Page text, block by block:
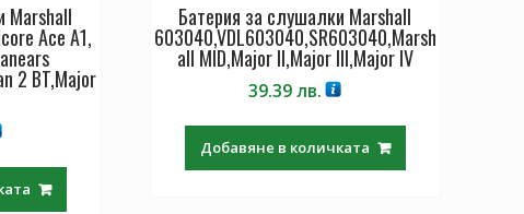
Marshall
Ace A1,
2 BT,Major
Батерия за слушалки Marshall
603040,VDL603040,SR603040,Marsh
all MID,Major II,Major III,Major IV
39.39лв.
Добавяне в количката